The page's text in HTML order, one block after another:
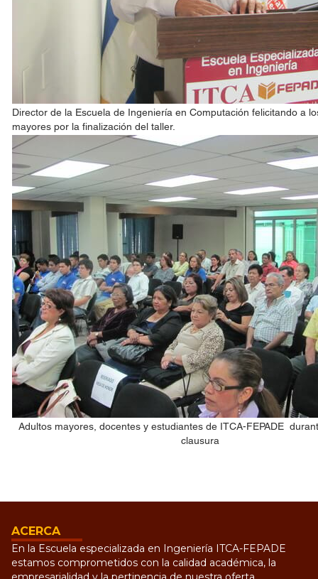
Director de la Escuela de Ingeniería en Computación felicitando a
mayores por la finalización del taller.
Adultos mayores, docentes y estudiantes de ITCA-FEPADE
clausura
ACERCA
En la Escuela especializada en Ingeniería ITCA-FEPADE
estamos comprometidos con la calidad académica, la